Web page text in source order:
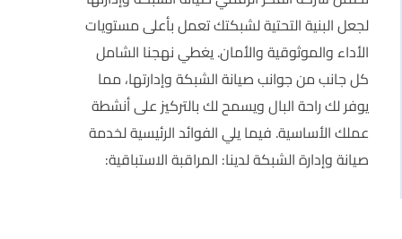
لجعل البنية التحتية لشبكتك تعمل بأعلى مستويات
الأداء والموثوقية والأمان. يغطي نهجنا الشامل
كل جانب من جوانب صيانة الشبكة وإدارتها، مما
يوفر لك راحة البال ويسمح لك بالتركيز على أنشطة
عملك الأساسية. فيما يلي الفوائد الرئيسية لخدمة
صيانة وإدارة الشبكة لدينا: المراقبة الاستباقية: